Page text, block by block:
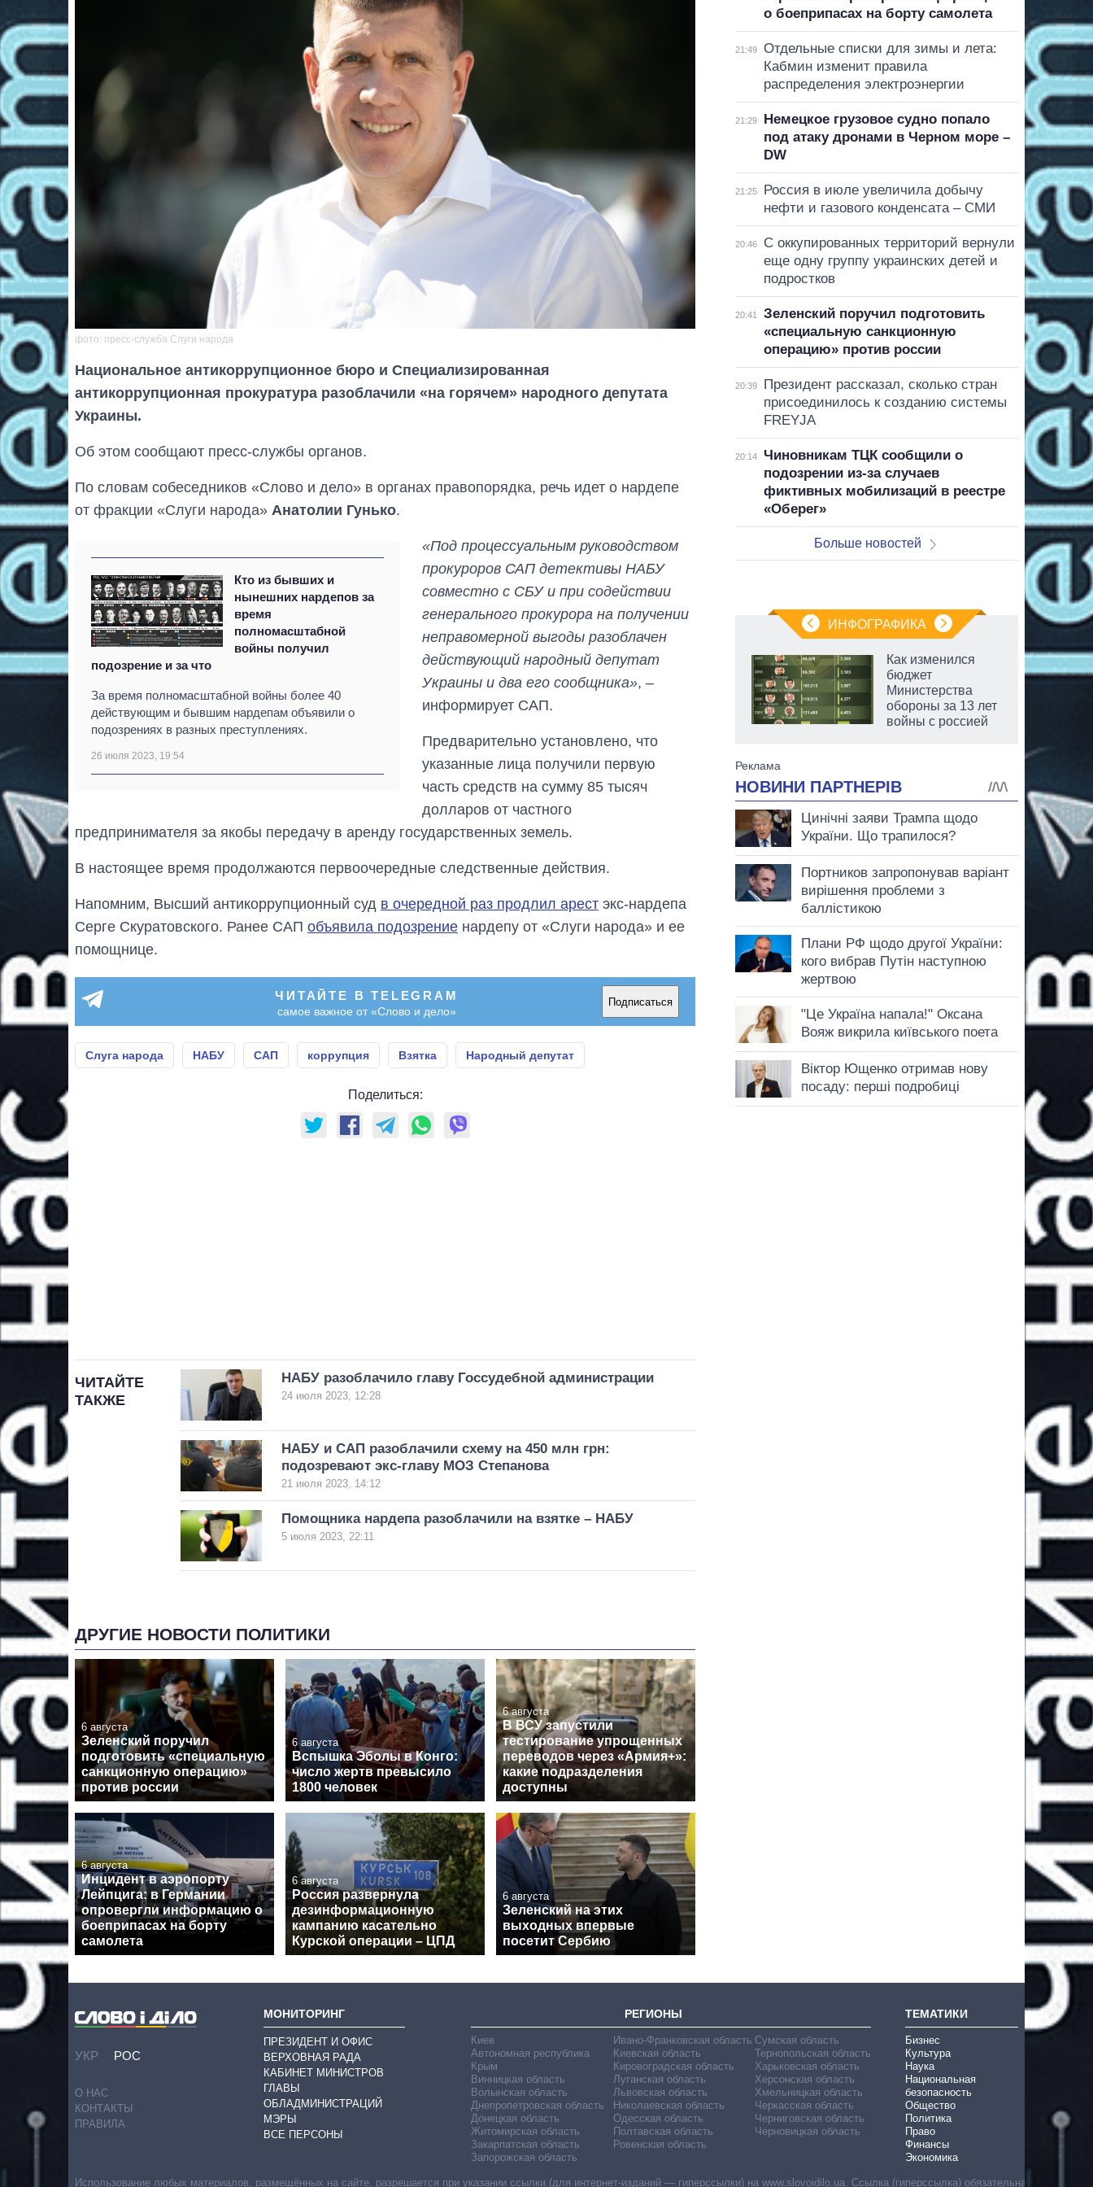
фото: пресс-служба Слуги народа
Национальное антикоррупционное бюро и Специализированная
антикоррупционная прокуратура разоблачили «на горячем» народного депутата
Украины.
Об этом сообщают пресс-службы органов.
По словам собеседников «Слово и дело» в органах правопорядка, речь идет о нардепе
от фракции «Слуги народа» Анатолии Гунько.
Кто из бывших и
нынешних нардепов за
время
полномасштабной
войны получил
подозрение и за что
За время полномасштабной войны более 40
действующим и бывшим нардепам объявили о
подозрениях в разных преступлениях.
26 июля 2023, 19:54
«Под процессуальным руководством
прокуроров САП детективы НАБУ
совместно с СБУ и при содействии
генерального прокурора на получении
неправомерной выгоды разоблачен
действующий народный депутат
Украины и два его сообщника», –
информирует САП.
Предварительно установлено, что
указанные лица получили первую
часть средств на сумму 85 тысяч
долларов от частного
предпринимателя за якобы передачу в аренду государственных земель.
В настоящее время продолжаются первоочередные следственные действия.
Напомним, Высший антикоррупционный суд в очередной раз продлил арест экс-нардепа
Серге Скуратовского. Ранее САП объявила подозрение нардепу от «Слуги народа» и ее
помощнице.
ЧИТАЙТЕ В TELEGRAM
самое важное от «Слово и дело»
Подписаться
Слуга народа НАБУ САП коррупция Взятка Народный депутат
Поделиться:
ЧИТАЙТЕ
ТАКЖЕ
НАБУ разоблачило главу Госсудебной администрации
24 июля 2023, 12:28
НАБУ и САП разоблачили схему на 450 млн грн:
подозревают экс-главу МОЗ Степанова
21 июля 2023, 14:12
Помощника нардепа разоблачили на взятке – НАБУ
5 июля 2023, 22:11
ДРУГИЕ НОВОСТИ ПОЛИТИКИ
6 августа
Зеленский поручил
подготовить «специальную
санкционную операцию»
против россии
6 августа
Вспышка Эболы в Конго:
число жертв превысило
1800 человек
6 августа
В ВСУ запустили
тестирование упрощенных
переводов через «Армия+»:
какие подразделения
доступны
6 августа
Инцидент в аэропорту
Лейпцига: в Германии
опровергли информацию о
боеприпасах на борту
самолета
6 августа
Россия развернула
дезинформационную
кампанию касательно
Курской операции – ЦПД
6 августа
Зеленский на этих
выходных впервые
посетит Сербию
о боеприпасах на борту самолета
21:49
Отдельные списки для зимы и лета:
Кабмин изменит правила
распределения электроэнергии
21:29
Немецкое грузовое судно попало
под атаку дронами в Черном море –
DW
21:25
Россия в июле увеличила добычу
нефти и газового конденсата – СМИ
20:46
С оккупированных территорий вернули
еще одну группу украинских детей и
подростков
20:41
Зеленский поручил подготовить
«специальную санкционную
операцию» против россии
20:39
Президент рассказал, сколько стран
присоединилось к созданию системы
FREYJA
20:14
Чиновникам ТЦК сообщили о
подозрении из-за случаев
фиктивных мобилизаций в реестре
«Оберег»
Больше новостей
ИНФОГРАФИКА
Восемь
ударов по Украине
главной целью рф
Как изменился
бюджет
Министерства
обороны за 13 лет
войны с россией
УКР РОС
О НАС
КОНТАКТЫ
ПРАВИЛА
МОНИТОРИНГ
ПРЕЗИДЕНТ И ОФИС
ВЕРХОВНАЯ РАДА
КАБИНЕТ МИНИСТРОВ
ГЛАВЫ
ОБЛАДМИНИСТРАЦИЙ
МЭРЫ
ВСЕ ПЕРСОНЫ
РЕГИОНЫ
Киев
Автономная республика
Крым
Винницкая область
Волынская область
Днепропетровская область
Донецкая область
Житомирская область
Закарпатская область
Запорожская область
Ивано-Франковская область
Киевская область
Кировоградская область
Луганская область
Львовская область
Николаевская область
Одесская область
Полтавская область
Ровенская область
Сумская область
Тернопольская область
Харьковская область
Херсонская область
Хмельницкая область
Черкасская область
Черниговская область
Черновицкая область
ТЕМАТИКИ
Бизнес
Культура
Наука
Национальная
безопасность
Общество
Политика
Право
Финансы
Экономика
Использование любых материалов, размещённых на сайте, разрешается при указании ссылки (для интернет-изданий — гиперссылки) на www.slovoidilo.ua. Ссылка (гиперссылка) обязательна